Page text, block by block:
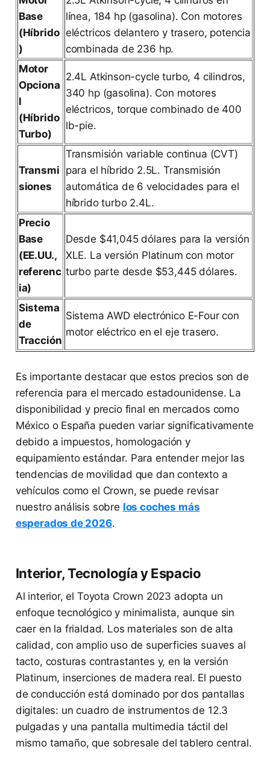
Base
(Híbrido
)
línea, 184 hp (gasolina). Con motores
eléctricos delantero y trasero, potencia
combinada de 236 hp.
Motor
Opciona
l
(Híbrido
Turbo)
2.4L Atkinson-cycle turbo, 4 cilindros,
340 hp (gasolina). Con motores
eléctricos, torque combinado de 400
lb-pie.
Transmi
siones
Transmisión variable continua (CVT)
para el híbrido 2.5L. Transmisión
automática de 6 velocidades para el
híbrido turbo 2.4L.
Precio
Base
(EE.UU.,
referenc
ia)
Desde $41,045 dólares para la versión
XLE. La versión Platinum con motor
turbo parte desde $53,445 dólares.
Sistema
de
Tracción
Sistema AWD electrónico E-Four con
motor eléctrico en el eje trasero.
Es importante destacar que estos precios son de
referencia para el mercado estadounidense. La
disponibilidad y precio final en mercados como
México o España pueden variar significativamente
debido a impuestos, homologación y
equipamiento estándar. Para entender mejor las
tendencias de movilidad que dan contexto a
vehículos como el Crown, se puede revisar
nuestro análisis sobre los coches más
esperados de 2026.
Interior, Tecnología y Espacio
Al interior, el Toyota Crown 2023 adopta un
enfoque tecnológico y minimalista, aunque sin
caer en la frialdad. Los materiales son de alta
calidad, con amplio uso de superficies suaves al
tacto, costuras contrastantes y, en la versión
Platinum, inserciones de madera real. El puesto
de conducción está dominado por dos pantallas
digitales: un cuadro de instrumentos de 12.3
pulgadas y una pantalla multimedia táctil del
mismo tamaño, que sobresale del tablero central.